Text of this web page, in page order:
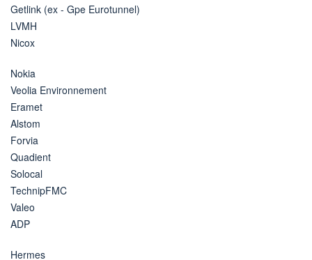
Getlink (ex - Gpe Eurotunnel)
LVMH
Nicox
Nokia
Veolia Environnement
Eramet
Alstom
Forvia
Quadient
Solocal
TechnipFMC
Valeo
ADP
Hermes